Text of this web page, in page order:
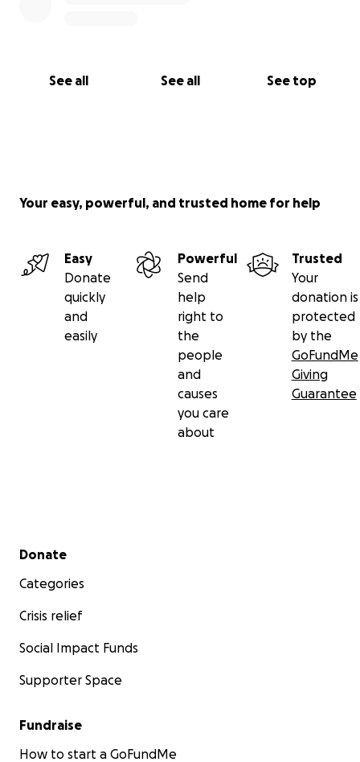
See all See all See top
Your easy, powerful, and trusted home for help
Easy
Donate
quickly
and
easily
Powerful
Send
help
right to
the
people
and
causes
you care
about
Trusted
Your
donation is
protected
by the
GoFundMe
Giving
Guarantee
Secondary menu
Donate
Categories
Crisis relief
Social Impact Funds
Supporter Space
Fundraise
How to start a GoFundMe